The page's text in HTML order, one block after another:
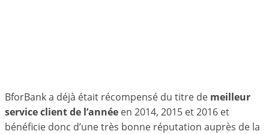
BforBank a déjà était récompensé du titre de meilleur
service client de l’année en 2014, 2015 et 2016 et
bénéficie donc d’une très bonne réputation auprès de la